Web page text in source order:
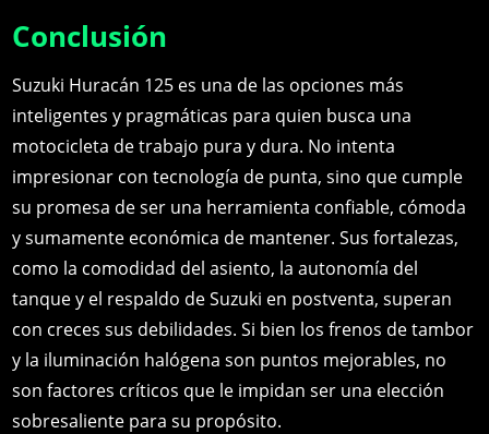
Conclusión
Suzuki Huracán 125 es una de las opciones más
inteligentes y pragmáticas para quien busca una
motocicleta de trabajo pura y dura. No intenta
impresionar con tecnología de punta, sino que cumple
su promesa de ser una herramienta confiable, cómoda
y sumamente económica de mantener. Sus fortalezas,
como la comodidad del asiento, la autonomía del
tanque y el respaldo de Suzuki en postventa, superan
con creces sus debilidades. Si bien los frenos de tambor
y la iluminación halógena son puntos mejorables, no
son factores críticos que le impidan ser una elección
sobresaliente para su propósito.